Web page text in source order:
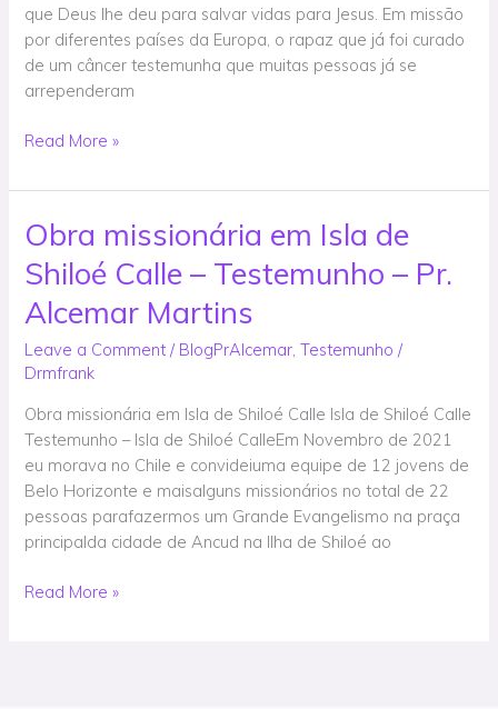
que Deus lhe deu para salvar vidas para Jesus. Em missão
por diferentes países da Europa, o rapaz que já foi curado
de um câncer testemunha que muitas pessoas já se
arrependeram
Read More »
Obra missionária em Isla de
Shiloé Calle – Testemunho – Pr.
Alcemar Martins
Leave a Comment / BlogPrAlcemar,Testemunho /
Drmfrank
Obra missionária em Isla de Shiloé Calle Isla de Shiloé Calle
Testemunho – Isla de Shiloé CalleEm Novembro de 2021
eu morava no Chile e convideiuma equipe de 12 jovens de
Belo Horizonte e maisalguns missionários no total de 22
pessoas parafazermos um Grande Evangelismo na praça
principalda cidade de Ancud na Ilha de Shiloé ao
Obra
missionária
em
Isla
de
Shiloé
Calle
–
Testemunho
–
Pr.
Alcemar
Martins
Read More »